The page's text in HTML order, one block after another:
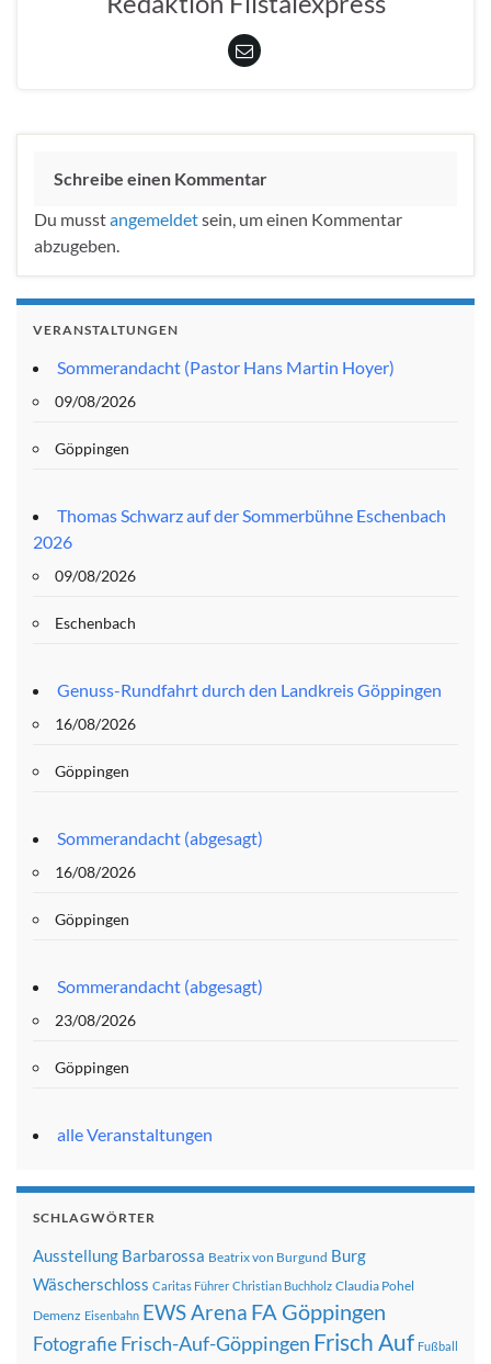
Schreibe einen Kommentar
Du musstangemeldetsein, um einen Kommentar
abzugeben.
VERANSTALTUNGEN
Sommerandacht (Pastor Hans Martin Hoyer)
09/08/2026
Göppingen
Thomas Schwarz auf der Sommerbühne Eschenbach
2026
09/08/2026
Eschenbach
Genuss-Rundfahrt durch den Landkreis Göppingen
16/08/2026
Göppingen
Sommerandacht (abgesagt)
16/08/2026
Göppingen
Sommerandacht (abgesagt)
23/08/2026
Göppingen
alle Veranstaltungen
SCHLAGWÖRTER
Ausstellung Barbarossa Beatrix von Burgund Burg
Wäscherschloss Caritas Führer Christian Buchholz Claudia Pohel
Demenz Eisenbahn EWS Arena FA Göppingen
FotografieFrisch-Auf-Göppingen Frisch Auf Fußball